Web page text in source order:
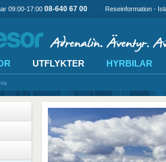
UTFLYKTER HYRBILAR
Reseinformation -
09:00-17:00 08-640 67 00